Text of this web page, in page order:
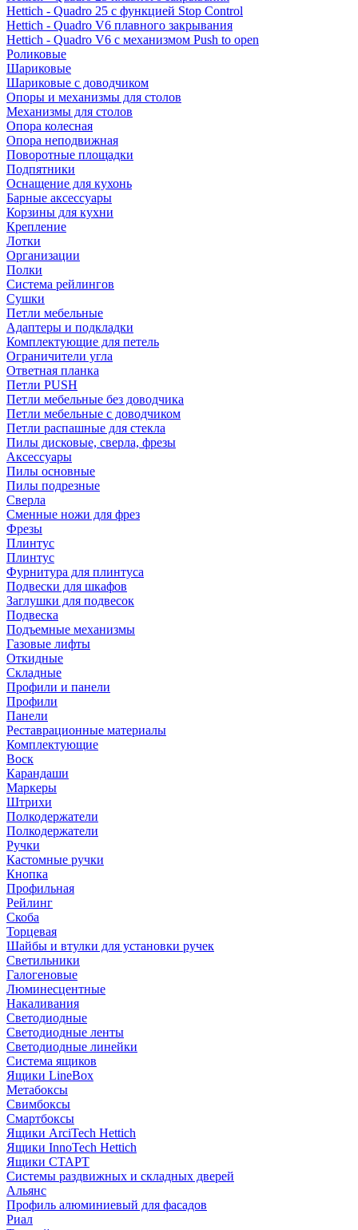
Hettich - Quadro 25 с функцией Stop Control
Hettich - Quadro V6 плавного закрывания
Hettich - Quadro V6 с механизмом Push to open
Роликовые
Шариковые
Шариковые с доводчиком
Опоры и механизмы для столов
Механизмы для столов
Опора колесная
Опора неподвижная
Поворотные площадки
Подпятники
Оснащение для кухонь
Барные аксессуары
Корзины для кухни
Крепление
Лотки
Организации
Полки
Система рейлингов
Сушки
Петли мебельные
Адаптеры и подкладки
Комплектующие для петель
Ограничители угла
Ответная планка
Петли PUSH
Петли мебельные без доводчика
Петли мебельные с доводчиком
Петли распашные для стекла
Пилы дисковые, сверла, фрезы
Аксессуары
Пилы основные
Пилы подрезные
Сверла
Сменные ножи для фрез
Фрезы
Плинтус
Плинтус
Фурнитура для плинтуса
Подвески для шкафов
Заглушки для подвесок
Подвеска
Подъемные механизмы
Газовые лифты
Откидные
Складные
Профили и панели
Профили
Панели
Реставрационные материалы
Комплектующие
Воск
Карандаши
Маркеры
Штрихи
Полкодержатели
Полкодержатели
Ручки
Кастомные ручки
Кнопка
Профильная
Рейлинг
Скоба
Торцевая
Шайбы и втулки для установки ручек
Светильники
Галогеновые
Люминесцентные
Накаливания
Светодиодные
Светодиодные ленты
Светодиодные линейки
Система ящиков
Ящики LineBox
Метабоксы
Свимбоксы
Смартбоксы
Ящики ArciTech Hettich
Ящики InnoTech Hettich
Ящики СТАРТ
Системы раздвижных и складных дверей
Альянс
Профиль алюминиевый для фасадов
Риал